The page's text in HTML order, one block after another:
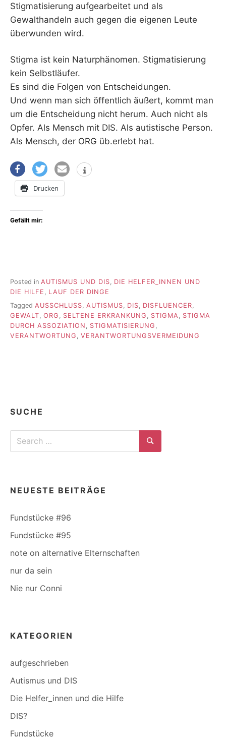
Stigmatisierung aufgearbeitet und als
Gewalthandeln auch gegen die eigenen Leute
überwunden wird.
Stigma ist kein Naturphänomen. Stigmatisierung
kein Selbstläufer.
Es sind die Folgen von Entscheidungen.
Und wenn man sich öffentlich äußert, kommt man
um die Entscheidung nicht herum. Auch nicht als
Opfer. Als Mensch mit DIS. Als autistische Person.
Als Mensch, der ORG üb.erlebt hat.
Drucken
Gefällt mir:
Posted in AUTISMUS UND DIS, DIE HELFER_INNEN UND
DIE HILFE , LAUF DER DINGE
Tagged AUSSCHLUSS AUTISMUS DIS DISFLUENCER
GEWALT ORG SELTENE ERKRANKUNG STIGMA
STIGMA
DURCH ASSOZIATION
STIGMATISIERUNG
VERANTWORTUNG
VERANTWORTUNGSVERMEIDUNG
SUCHE
Search
Search
NEUESTE BEITRÄGE
Fundstücke #96
Fundstücke #95
note on alternative Elternschaften
nur da sein
Nie nur Conni
KATEGORIEN
aufgeschrieben
Autismus und DIS
Die Helfer_innen und die Hilfe
DIS?
Fundstücke